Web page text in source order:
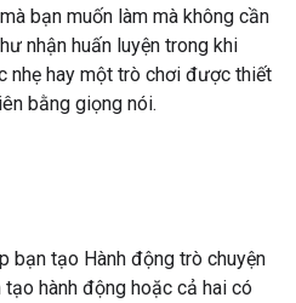
bạn muốn làm mà không cần
nhận huấn luyện trong khi
nhẹ hay một trò chơi được thiết
bằng giọng nói.
bạn tạo Hành động trò chuyện
tạo hành động hoặc cả hai có